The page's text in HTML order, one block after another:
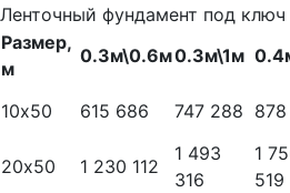
Ленточный фундамент под ключ
Размер,
м
0.3м\0.6м0.3м\1м
10х50 615 686 747 288
20х50
1 230 112
1 493
316
1
519